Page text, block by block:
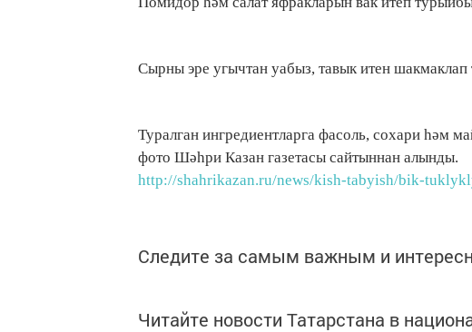
Сырны эре угычтан уабыз, тавык итен
Туралган ингредиентларга фасоль, сохари һәм
фото Шәһри Казан газетасы сайтыннан алынды.
http://shahrikazan.ru/news/kish-tabyish/bik-
Следите за самым важным и
Читайте новости Татарстана в